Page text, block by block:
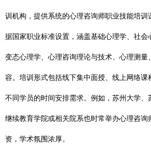
训机构，提供系统的心理咨询师职业技能培训
据国家职业标准设置，涵盖基础心理学、社会
变态心理学、心理咨询理论与技术、心理测量
容。培训形式包括线下集中面授、线上网络课
不同学员的时间安排需求。例如，苏州大学、
继续教育学院或相关院系也时常举办心理咨询
资，学术氛围浓厚。